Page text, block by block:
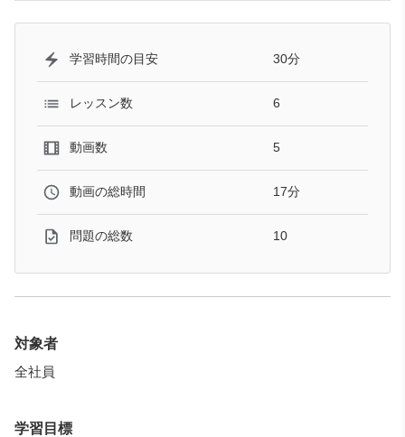
学習時間の目安 30分
レッスン数 6
動画数 5
動画の総時間 17分
問題の総数 10
対象者
全社員
学習目標